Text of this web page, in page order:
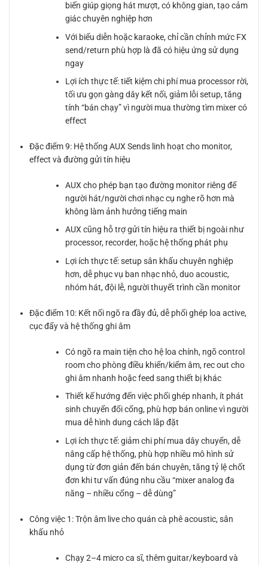
biến giúp giọng hát mượt, có không gian, tạo cảm
giác chuyên nghiệp hơn
Với biểu diễn hoặc karaoke, chỉ cần chỉnh mức FX
send/return phù hợp là đã có hiệu ứng sử dụng
ngay
Lợi ích thực tế: tiết kiệm chi phí mua processor rời,
tối ưu gọn gàng dây kết nối, giảm lỗi setup, tăng
tính “bán chạy” vì người mua thường tìm mixer có
effect
Đặc điểm 9: Hệ thống AUX Sends linh hoạt cho monitor,
effect và đường gửi tín hiệu
AUX cho phép bạn tạo đường monitor riêng để
người hát/người chơi nhạc cụ nghe rõ hơn mà
không làm ảnh hưởng tiếng main
AUX cũng hỗ trợ gửi tín hiệu ra thiết bị ngoài như
processor, recorder, hoặc hệ thống phát phụ
Lợi ích thực tế: setup sân khấu chuyên nghiệp
hơn, dễ phục vụ ban nhạc nhỏ, duo acoustic,
nhóm hát, đội lễ, người thuyết trình cần monitor
Đặc điểm 10: Kết nối ngõ ra đầy đủ, dễ phối ghép loa active,
cục đẩy và hệ thống ghi âm
Có ngõ ra main tiện cho hệ loa chính, ngõ control
room cho phòng điều khiển/kiểm âm, rec out cho
ghi âm nhanh hoặc feed sang thiết bị khác
Thiết kế hướng đến việc phối ghép nhanh, ít phát
sinh chuyển đổi cổng, phù hợp bán online vì người
mua dễ hình dung cách lắp đặt
Lợi ích thực tế: giảm chi phí mua dây chuyển, dễ
nâng cấp hệ thống, phù hợp nhiều mô hình sử
dụng từ đơn giản đến bán chuyên, tăng tỷ lệ chốt
đơn khi tư vấn đúng nhu cầu “mixer analog đa
năng – nhiều cổng – dễ dùng”
Công việc 1: Trộn âm live cho quán cà phê acoustic, sân
khấu nhỏ
Chạy 2–4 micro ca sĩ, thêm guitar/keyboard và